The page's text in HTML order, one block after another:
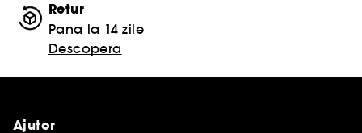
Retur
Pana la 14 zile
Descopera
Ajutor